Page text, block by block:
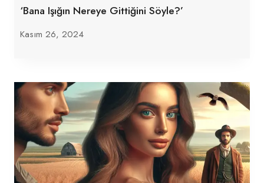
‘Bana Işığın Nereye Gittiğini Söyle?’
Kasım 26, 2024